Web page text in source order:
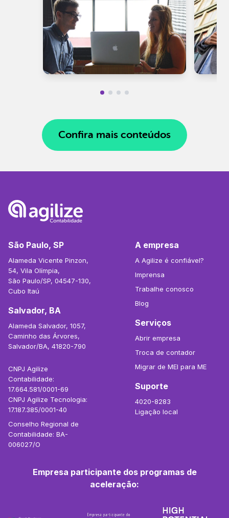
Confira mais conteúdos
São Paulo, SP
Alameda Vicente Pinzon,
54, Vila Olímpia,
São Paulo/SP, 04547-130,
Cubo Itaú
Salvador, BA
Alameda Salvador, 1057,
Caminho das Árvores,
Salvador/BA, 41820-790
CNPJ Agilize
Contabilidade:
17.664.581/0001-69
CNPJ Agilize Tecnologia:
17.187.385/0001-40
Conselho Regional de
Contabilidade: BA-
006027/O
A empresa
A Agilize é confiável?
Imprensa
Trabalhe conosco
Blog
Serviços
Abrir empresa
Troca de contador
Migrar de MEI para ME
Suporte
4020-8283
Ligação local
Empresa participante dos programas de
aceleração: